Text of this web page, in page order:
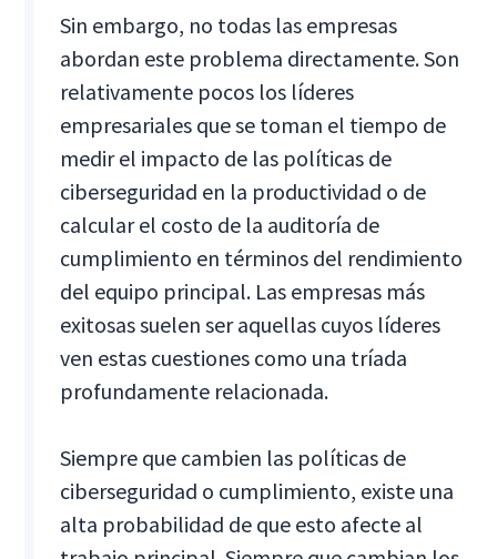
Sin embargo, no todas las empresas
abordan este problema directamente. Son
relativamente pocos los líderes
empresariales que se toman el tiempo de
medir el impacto de las políticas de
ciberseguridad en la productividad o de
calcular el costo de la auditoría de
cumplimiento en términos del rendimiento
del equipo principal. Las empresas más
exitosas suelen ser aquellas cuyos líderes
ven estas cuestiones como una tríada
profundamente relacionada.
Siempre que cambien las políticas de
ciberseguridad o cumplimiento, existe una
alta probabilidad de que esto afecte al